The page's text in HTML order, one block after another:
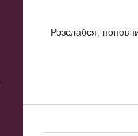
Розслабся,